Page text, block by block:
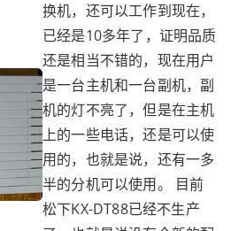
换机，还可以工作到现在，
已经是10多年了，证明品质
还是相当不错的，现在用户
是一台主机和一台副机，副
机的灯不亮了，但是在主机
上的一些电话，还是可以使
用的，也就是说，还有一多
半的分机可以使用。 目前
松下KX-DT88已经不生产